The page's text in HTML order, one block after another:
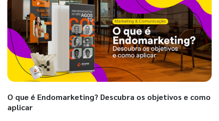
O que é Endomarketing? Descubra os objetivos e como
aplicar